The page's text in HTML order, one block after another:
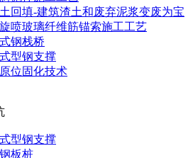
回填-建筑渣土和废弃泥浆变废为宝
喷玻璃纤维筋锚索施工工艺
钢栈桥
型钢支撑
位固化技术
型钢支撑
板桩